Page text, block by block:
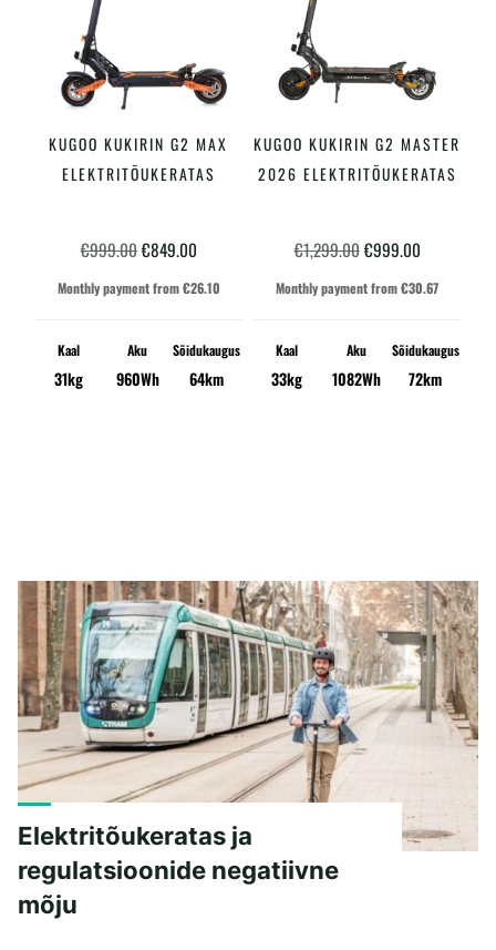
LISA KORVI
KUGOO KUKIRIN G2 MAX
ELEKTRITÕUKERATAS
€999.00Algne
hind
€999.00.
€849.00Praegune
hind
€849.00.
Monthly payment from€26.10
Kaal
31kg
Aku
960Wh
Sõidukaugus
64km
LISA KORVI
KUGOO KUKIRIN G2 MASTER
2026 ELEKTRITÕUKERATAS
€1,299.00Algne
hind
€1,299.00.
€999.00Praegune
hind
€999.00.
Monthly payment from€30.67
Kaal
33kg
Aku
1082Wh
Sõidukaugus
72km
Elektritõukeratas ja
regulatsioonide negatiivne
mõju